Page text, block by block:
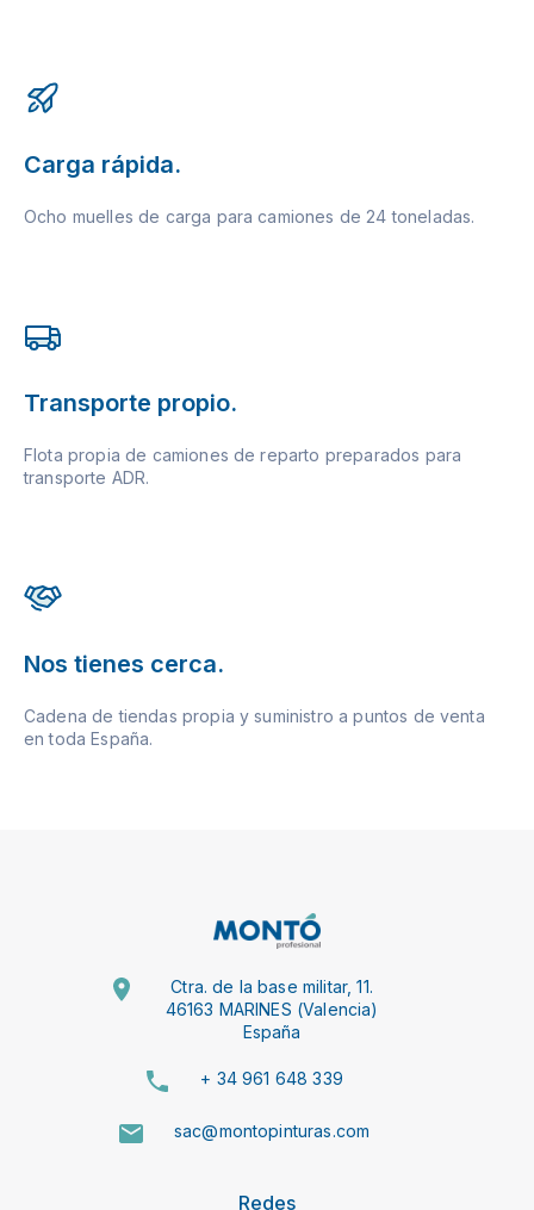
Carga rápida.
Ocho muelles de carga para camiones de 24 toneladas.
Transporte propio.
Flota propia de camiones de reparto preparados para
transporte ADR.
Nos tienes cerca.
Cadena de tiendas propia y suministro a puntos de venta
en toda España.
Ctra. de la base militar, 11.
46163 MARINES (Valencia)
España
+ 34 961 648 339
sac@montopinturas.com
Redes